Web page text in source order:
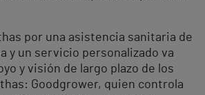
por una asistencia sanitaria de
y un servicio personalizado va
y visión de largo plazo de los
Goodgrower, quien controla